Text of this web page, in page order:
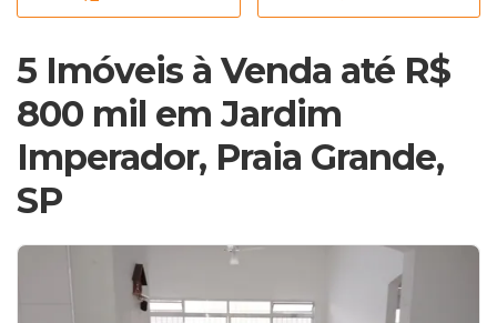
5 Imóveis à Venda até R$
800 mil em Jardim
Imperador, Praia Grande,
SP